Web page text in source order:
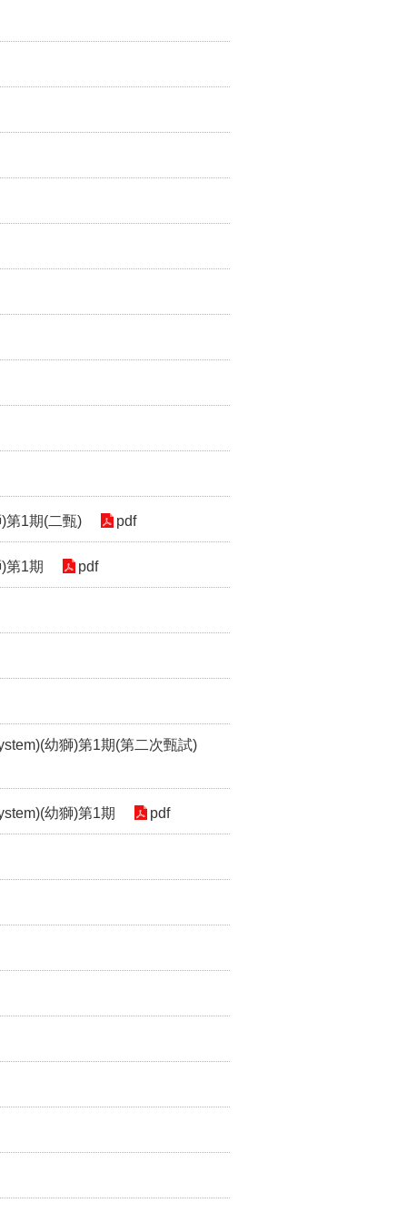
第1期(二甄) pdf
第1期 pdf
幼獅)第1期(第二次甄試)
幼獅)第1期 pdf